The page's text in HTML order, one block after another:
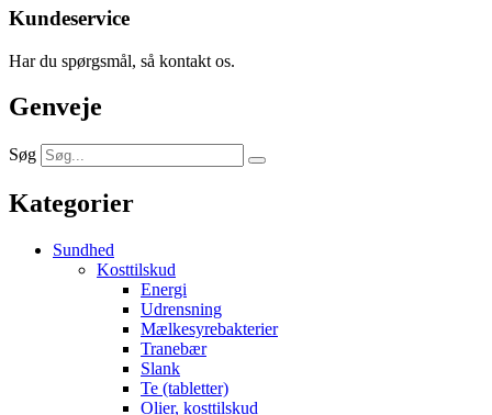
Kundeservice
Har du spørgsmål, så kontakt os.
Genveje
Søg
Kategorier
Sundhed
Kosttilskud
Energi
Udrensning
Mælkesyrebakterier
Tranebær
Slank
Te (tabletter)
Olier, kosttilskud